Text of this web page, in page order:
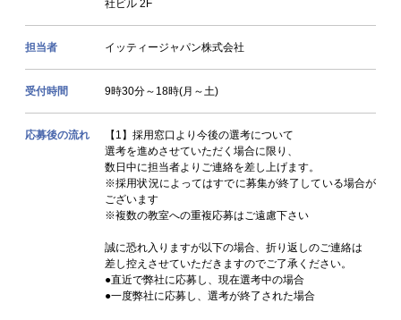
社ビル 2F
担当者 イッティージャパン株式会社
受付時間 9時30分～18時(月～土)
応募後の流れ
【1】採用窓口より今後の選考について
選考を進めさせていただく場合に限り、
数日中に担当者よりご連絡を差し上げます。
※採用状況によってはすでに募集が終了している場合が
ございます
※複数の教室への重複応募はご遠慮下さい
誠に恐れ入りますが以下の場合、折り返しのご連絡は
差し控えさせていただきますのでご了承ください。
●直近で弊社に応募し、現在選考中の場合
●一度弊社に応募し、選考が終了された場合